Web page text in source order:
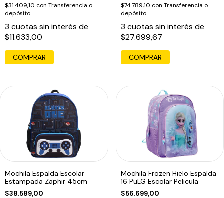
$31.409,10 con Transferencia o
depósito
3 cuotas sin interés de
$11.633,00
$74.789,10 con Transferencia o
depósito
3 cuotas sin interés de
$27.699,67
Mochila Espalda Escolar
Estampada Zaphir 45cm
$38.589,00
Mochila Frozen Hielo Espalda
16 PuLG Escolar Pelicula
$56.699,00